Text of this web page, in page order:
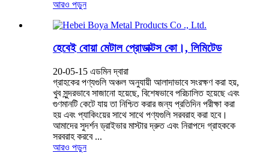
আরও পড়ুন
হেবেই বোয়া মেটাল প্রোডাক্টস কো।, লিমিটেড
20-05-15 এডমিন দ্বারা
গ্রাহকের পণ্যগুলি অঞ্চল অনুযায়ী আলাদাভাবে সংরক্ষণ করা হয়,
খুব সুন্দরভাবে সাজানো হয়েছে, বিশেষভাবে পরিচালিত হয়েছে এবং
গুণমানটি কেটে যায় তা নিশ্চিত করার জন্য প্রতিদিন পরীক্ষা করা
হয় এবং প্যাকিংয়ের সাথে সাথে পণ্যগুলি সরবরাহ করা হবে।
আমাদের সুদর্শন ড্রাইভার মাস্টার দ্রুত এবং নিরাপদে গ্রাহককে
সরবরাহ করবে ...
আরও পড়ুন